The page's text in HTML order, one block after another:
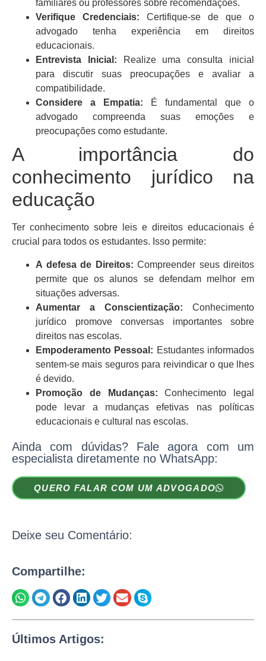
familiares ou professores sobre recomendações.
Verifique Credenciais: Certifique-se de que o
advogado tenha experiência em direitos
educacionais.
Entrevista Inicial: Realize uma consulta inicial
para discutir suas preocupações e avaliar a
compatibilidade.
Considere a Empatia: É fundamental que o
advogado compreenda suas emoções e
preocupações como estudante.
A importância do
conhecimento jurídico na
educação
Ter conhecimento sobre leis e direitos educacionais é
crucial para todos os estudantes. Isso permite:
A defesa de Direitos: Compreender seus direitos
permite que os alunos se defendam melhor em
situações adversas.
Aumentar a Conscientização: Conhecimento
jurídico promove conversas importantes sobre
direitos nas escolas.
Empoderamento Pessoal: Estudantes informados
sentem-se mais seguros para reivindicar o que lhes
é devido.
Promoção de Mudanças: Conhecimento legal
pode levar a mudanças efetivas nas políticas
educacionais e cultural nas escolas.
Ainda com dúvidas? Fale agora com um
especialista diretamente no WhatsApp:
QUERO FALAR COM UM ADVOGADO
Deixe seu Comentário:
Compartilhe:
Últimos Artigos: